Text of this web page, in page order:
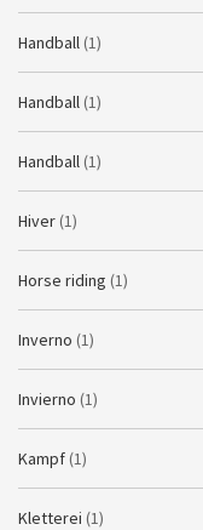
Handball (1)
Handball (1)
Handball (1)
Hiver (1)
Horse riding (1)
Inverno (1)
Invierno (1)
Kampf (1)
Kletterei (1)